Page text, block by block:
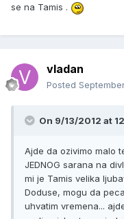
se na Tamis .
vladan
Posted
On 9/13/2012 at
Ajde da ozivimo malo
JEDNOG sarana na
mi je Tamis velika
Doduse, mogu da
uhvatim vremena...